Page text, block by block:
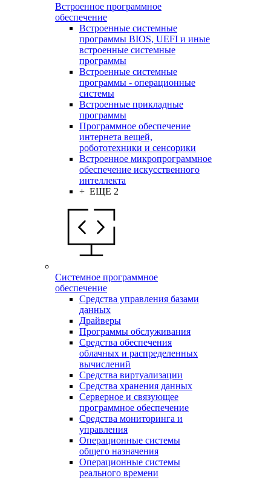
Встроенное программное
обеспечение
Встроенные системные
программы BIOS, UEFI и иные
встроенные системные
программы
Встроенные системные
программы - операционные
системы
Встроенные прикладные
программы
Программное обеспечение
интернета вещей,
робототехники и сенсорики
Встроенное микропрограммное
обеспечение искусственного
интеллекта
+ ЕЩЕ 2
Системное программное
обеспечение
Средства управления базами
данных
Драйверы
Программы обслуживания
Средства обеспечения
облачных и распределенных
вычислений
Средства виртуализации
Средства хранения данных
Серверное и связующее
программное обеспечение
Средства мониторинга и
управления
Операционные системы
общего назначения
Операционные системы
реального времени